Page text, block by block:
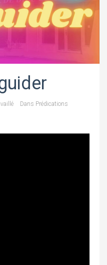
Dans Prédications